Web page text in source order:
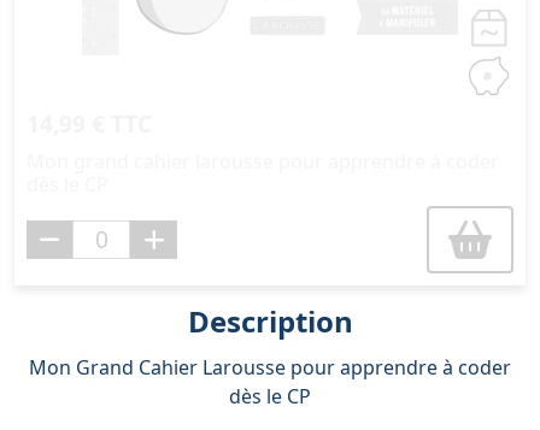
Description
Mon Grand Cahier Larousse pour apprendre à coder
dès le CP